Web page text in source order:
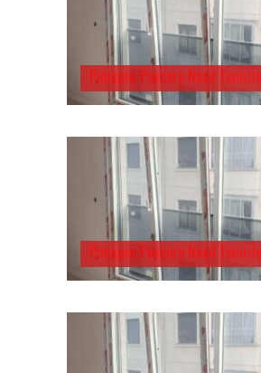
Pimapen Pencere Nasıl
Pimapen Pencere Nasıl